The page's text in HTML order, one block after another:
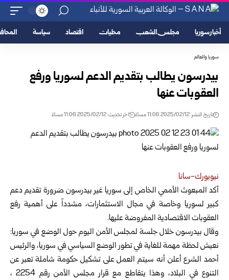
أخبار سوريا مجلس الشعب محليات اقتصاد سياسة
سوريا والعالم
بيدرسون يطالب بتقديم الدعم لسوريا ورفع
العقوبات عنها
تاريخ النشر: 2025/02/12 11:06 مساءً اخر تحديث: 2025/02/12 11:06 مساءً
نيويورك-سانا
أكد المبعوث الأممي الخاص إلى سوريا غير بيدرسون ضرورة تقديم دعم
كبير لسوريا وخاصة في مجال الاستثمارات، مشدداً على أهمية رفع
العقوبات الاقتصادية المفروضة عليها.
وقال بيدرسون خلال جلسة لمجلس الأمن اليوم حول الوضع في سوريا:
نعيش لحظة مهمة للغاية في تطور الوضع السياسي في سوريا، والرئيس
أحمد الشرع أعلن أنه سيتم العمل على تشكيل حكومة شاملة تعبر عن
التنوع في البلاد، وهذا يتقاطع مع قرار مجلس الأمن رقم 2254 ،